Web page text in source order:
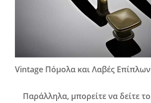
Vintage Πόμολα και Λαβές
Παράλληλα, μπορείτε να δείτε